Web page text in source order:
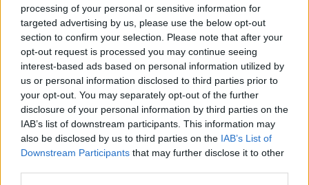
processing of your personal or sensitive information for
targeted advertising by us, please use the below opt-out
section to confirm your selection. Please note that after your
opt-out request is processed you may continue seeing
interest-based ads based on personal information utilized by
us or personal information disclosed to third parties prior to
your opt-out. You may separately opt-out of the further
disclosure of your personal information by third parties on the
IAB’s list of downstream participants. This information may
also be disclosed by us to third parties on the IAB’s List of
Downstream Participants that may further disclose it to other
sono pensate come contenitori da esposizione che
includono buste assortite e adesivi. Questi bundle
sono pratici per regali e per chi vuole organizzare
la propria collezione in modo ordinato, offrendo
anche un piccolo valore aggiunto per chi ama
esporre il materiale in modo curato.
Scegli in base alle priorità: estetica per
l’esposizione, praticità per il gioco o un mix di
entrambe per chi non vuole rinunciare né al look né